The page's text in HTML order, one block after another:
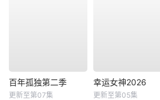
百年孤独第二季
更新至第07集
幸运女神2026
更新至第05集